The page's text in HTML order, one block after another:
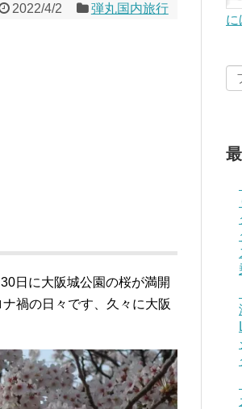
2022/4/2 弾丸国内旅行
日に大阪城公園の桜が満開
禍の日々です、久々に大阪
に